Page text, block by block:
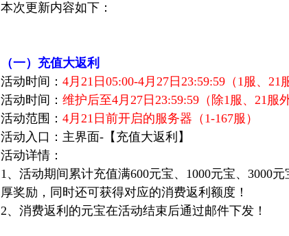
本次更新内容如下：
（一）充值大返利
活动时间：4月21日05:00-4月27日23:59:59（1服、21
活动时间：维护后至4月27日23:59:59 （除1服、21服
活动范围：4月21日前开启的服务器（1-167服）
活动入口：主界面-【充值大返利】
活动详情：
1、活动期间累计充值满600元宝、1000元宝、3000
厚奖励，同时还可获得对应的消费返利额度！
2、消费返利的元宝在活动结束后通过邮件下发！